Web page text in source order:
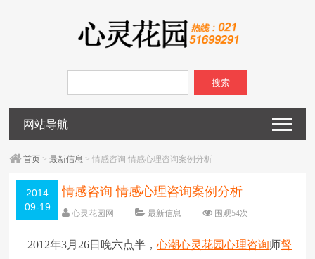
搜索
网站导航
首页 >最新信息 > 情感咨询 情感心理咨询案例分析
2014
09-19
情感咨询 情感心理咨询案例分析
心灵花园网 最新信息 围观54次
字体：大 中 小
2012年3月26日晚六点半，心潮心灵花园心理咨询师督